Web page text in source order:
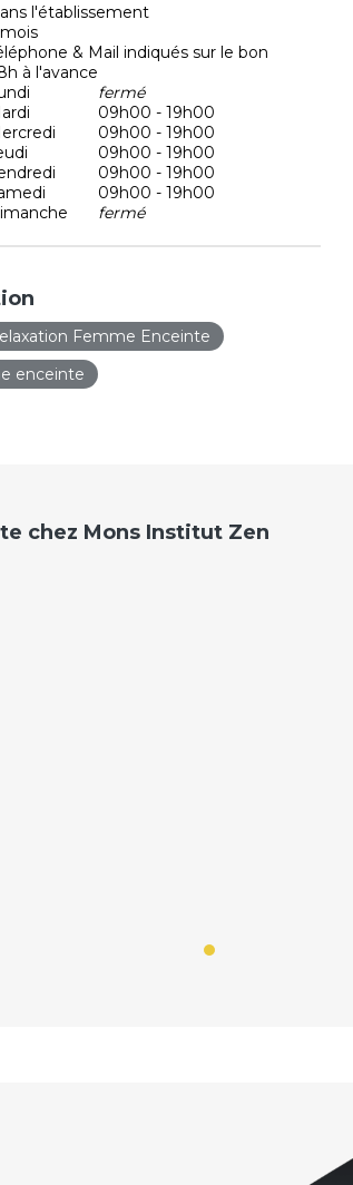
l'établissement
& Mail indiqués sur le bon
à l'avance
fermé
09h00 - 19h00
09h00 - 19h00
09h00 - 19h00
09h00 - 19h00
09h00 - 19h00
fermé
Femme Enceinte
enceinte
chez Mons Institut Zen